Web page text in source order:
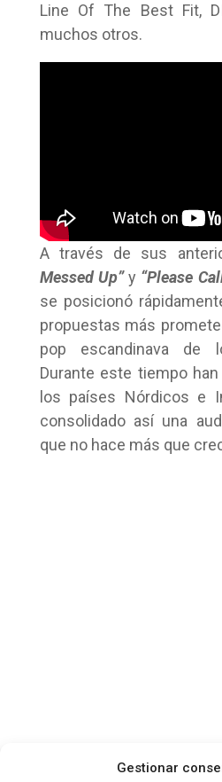
Gestionar
Line Of The Best Fit,
muchos otros.
A través de sus
Messed Up” y “Please
se posicionó
propuestas más
pop escandinava de
Durante este tiempo
los países Nórdicos e
consolidado así una
que no hace más que